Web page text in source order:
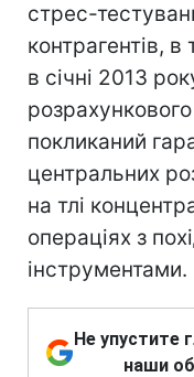
стрес-
контрагентів,
в січні 2013
покликаний
центральних
на тлі
операціях з
інструментами.
Не упустите
наши